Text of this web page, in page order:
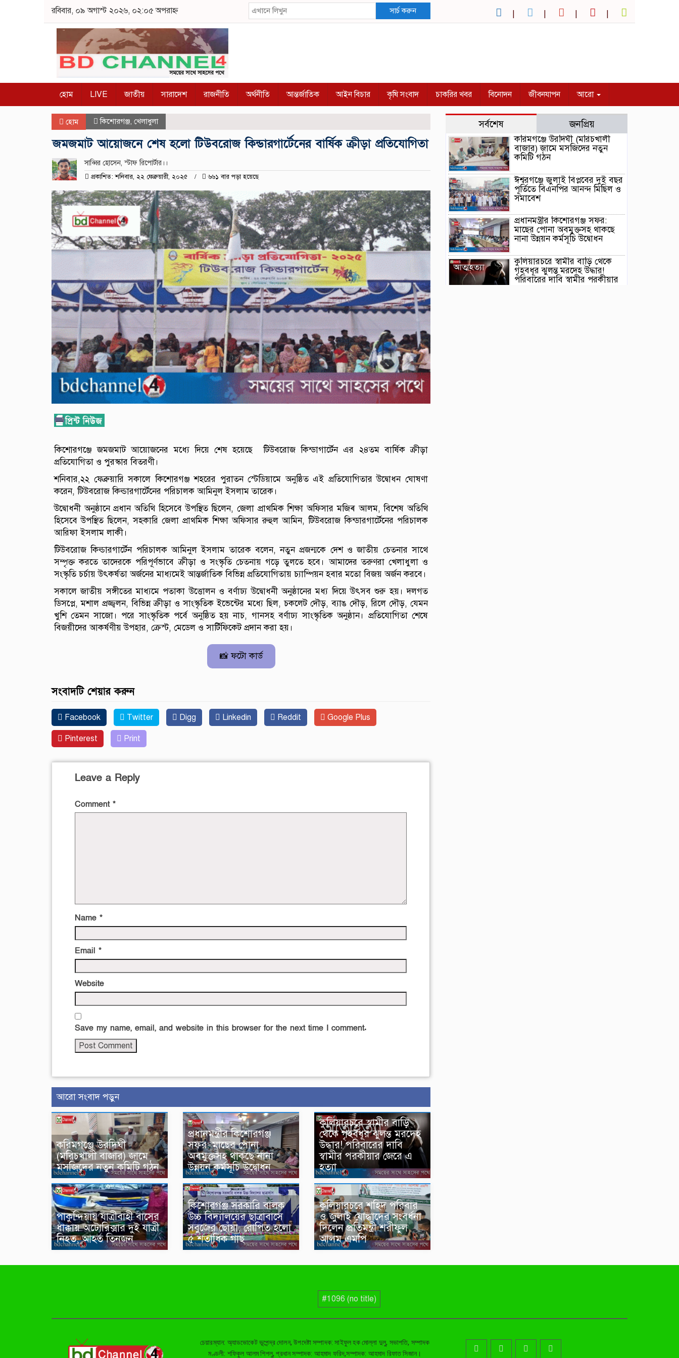
রবিবার, ০৯ অগাস্ট ২০২৬, ০২:০৫ অপরাহ্ন সার্চ করুন
হোম LIVE জাতীয় সারাদেশ রাজনীতি অর্থনীতি আন্তর্জাতিক আইন বিচার কৃষি সংবাদ চাকরির খবর বিনোদন জীবনযাপন আরো
হোম কিশোরগঞ্জ, খেলাধুলা
জমজমাট আয়োজনে শেষ হলো টিউবরোজ কিন্ডারগার্টেনের বার্ষিক ক্রীড়া প্রতিযোগিতা
সাব্বির হোসেন, স্টাফ রিপোর্টার।।
প্রকাশিত: শনিবার, ২২ ফেব্রুয়ারী, ২০২৫ ৬৬১ বার পড়া হয়েছে
কিশোরগঞ্জে জমজমাট আয়োজনের মধ্যে দিয়ে শেষ হয়েছে টিউবরোজ কিন্ডাগার্টেন এর ২৪তম বার্ষিক ক্রীড়া
প্রতিযোগিতা ও পুরস্কার বিতরণী।
শনিবার,২২ ফেব্রুয়ারি সকালে কিশোরগঞ্জ শহরের পুরাতন স্টেডিয়ামে অনুষ্ঠিত এই প্রতিযোগিতার উদ্বোধন ঘোষণা
করেন, টিউবরোজ কিল্ডারগার্টেনের পরিচালক আমিনুল ইসলাম তারেক।
উদ্বোধনী অনুষ্ঠানে প্রধান অতিথি হিসেবে উপস্থিত ছিলেন, জেলা প্রাথমিক শিক্ষা অফিসার মজিৰ আলম, বিশেষ অতিথি
হিসেবে উপস্থিত ছিলেন, সহকারি জেলা প্রাথমিক শিক্ষা অফিসার রুহুল আমিন, টিউবরোজ কিন্ডারগার্টেনের পরিচালক
আরিফা ইসলাম লাকী।
টিউবরোজ কিল্ডারগার্টেন পরিচালক আমিনুল ইসলাম তারেক বলেন, নতুন প্রজন্মকে দেশ ও জাতীয় চেতনার সাথে
সম্পৃক্ত করতে তাদেরকে পরিপূর্ণভাবে ক্রীড়া ও সংস্কৃতি চেতনায় গড়ে তুলতে হবে। আমাদের তরুণরা খেলাধুলা ও
সংস্কৃতি চর্চায় উৎকর্ষতা অর্জনের মাধ্যমেই আন্তর্জাতিক বিভিন্ন প্রতিযোগিতায় চ্যাম্পিয়ন হবার মতো বিজয় অর্জন করবে।
সকালে জাতীয় সঙ্গীতের মাধ্যমে পতাকা উত্তোলন ও বর্ণাঢ্য উদ্বোধনী অনুষ্ঠানের মধ্য দিয়ে উৎসব শুরু হয়। দলগত
ডিসপ্লে, মশাল প্রজ্জ্বলন, বিভিন্ন ক্রীড়া ও সাংস্কৃতিক ইভেন্টের মধ্যে ছিল, চকলেট দৌড়, ব্যাঙ দৌড়, রিলে দৌড়, যেমন
খুশি তেমন সাজো। পরে সাংস্কৃতিক পর্বে অনুষ্ঠিত হয় নাচ, গানসহ বর্ণাঢ্য সাংস্কৃতিক অনুষ্ঠান। প্রতিযোগিতা শেষে
বিজয়ীদের আকর্ষণীয় উপহার, ক্রেস্ট, মেডেল ও সার্টিফিকেট প্রদান করা হয়।
📸 ফটো কার্ড
সংবাদটি শেয়ার করুন
Facebook Twitter Digg Linkedin Reddit Google Plus
Pinterest Print
Leave a Reply
Comment *
Name *
Email *
Website
Save my name, email, and website in this browser for the next time I comment.
আরো সংবাদ পড়ুন
করিমগঞ্জে উরদিঘী
(মরিচখালী বাজার) জামে
মসজিদের নতুন কমিটি গঠন
প্রধানমন্ত্রীর কিশোরগঞ্জ
সফর: মাছের পোনা
অবমুক্তসহ থাকছে নানা
উন্নয়ন কর্মসূচি উদ্বোধন
কুলিয়ারচরে স্বামীর বাড়ি
থেকে গৃহবধূর ঝুলন্ত মরদেহ
উদ্ধার! পরিবারের দাবি
স্বামীর পরকীয়ার জেরে এ
হত্যা
পাকুন্দিয়ায় যাত্রীবাহী বাসের
ধাক্কায় অটোরিক্সার দুই যাত্রী
নিহত, আহত তিনজন
কিশোরগঞ্জ সরকারি বালক
উচ্চ বিদ্যালয়ের ছাত্রাবাসে
সবুজের ছোঁয়া, রোপিত হলো
৫ শতাধিক গাছ
কুলিয়ারচরে শহিদ পরিবার
ও জুলাই যোদ্ধাদের সংবর্ধনা
দিলেন প্রতিমন্ত্রী শরীফুল
আলম এমপি
সর্বশেষ জনপ্রিয়
করিমগঞ্জে উরদিঘী (মরিচখালী
বাজার) জামে মসজিদের নতুন
কমিটি গঠন
ঈশ্বরগঞ্জে জুলাই বিপ্লবের দুই বছর
পূর্তিতে বিএনপির আনন্দ মিছিল ও
সমাবেশ
প্রধানমন্ত্রীর কিশোরগঞ্জ সফর:
মাছের পোনা অবমুক্তসহ থাকছে
নানা উন্নয়ন কর্মসূচি উদ্বোধন
কুলিয়ারচরে স্বামীর বাড়ি থেকে
গৃহবধূর ঝুলন্ত মরদেহ উদ্ধার!
পরিবারের দাবি স্বামীর পরকীয়ার
#1096 (no title)
চেয়ারম্যান: অ্যাডভোকেট ভূপেন্দ্র দোলন, উপদেষ্টা সম্পাদক: সাইফুল হক মোল্লা দুলু, সভাপতি, সম্পাদক
মণ্ডলী: শফিকুল আলম শিপলু, প্রধান সম্পাদক: আহমাদ ফরিদ,সম্পাদক: আহমাদ রিফাত সিজান।